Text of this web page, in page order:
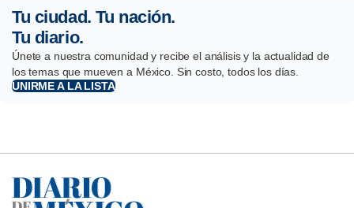
Tu ciudad. Tu nación.
Tu diario.
Únete a nuestra comunidad y recibe el análisis y la actualidad de
los temas que mueven a México. Sin costo, todos los días.
UNIRME A LA LISTA